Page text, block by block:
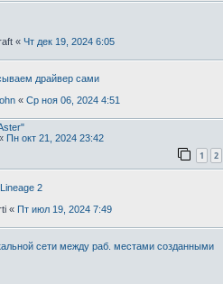
« Чт дек 19, 2024 6:05
драйвер сами
« Ср ноя 06, 2024 4:51
Пн окт 21, 2024 23:42
1 2
2
« Пт июл 19, 2024 7:49
сети между раб. местами созданными